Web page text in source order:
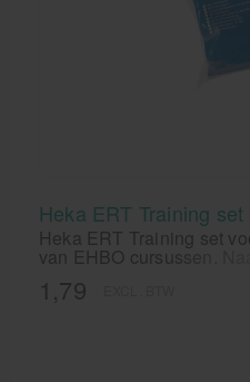
Heka ERT Training
Heka ERT Training set
van EHBO cursussen.
1,79